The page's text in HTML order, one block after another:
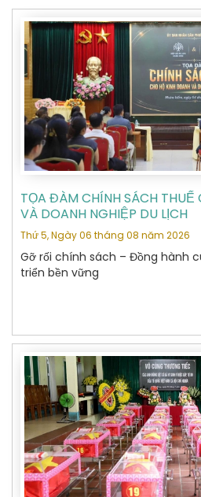
TỌA ĐÀM CHÍNH SÁCH THUẾ
VÀ DOANH NGHIỆP DU LỊCH
Thứ 5, Ngày 06 tháng 08 năm 2026
Gỡ rối chính sách – Đồng hành
triển bền vững